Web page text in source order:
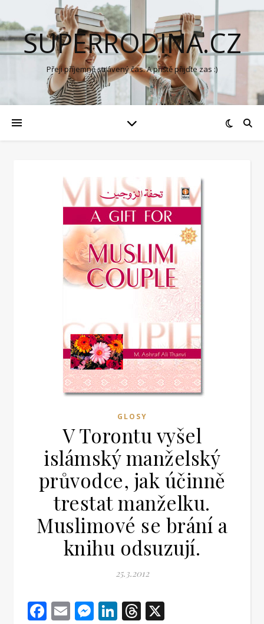
SUPERRODINA.CZ
Přeji příjemně strávený čas. A příště přijďte zas :)
GLOSY
V Torontu vyšel
islámský manželský
průvodce, jak účinně
trestat manželku.
Muslimové se brání a
knihu odsuzují.
25.3.2012
Facebook
EmailMessenger
LinkedIn
Threads